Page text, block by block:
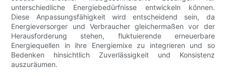
unterschiedliche Energiebedürfnisse entwickeln können.
Diese Anpassungsfähigkeit wird entscheidend sein, da
Energieversorger und Verbraucher gleichermaßen vor der
Herausforderung stehen, fluktuierende erneuerbare
Energiequellen in ihre Energiemixe zu integrieren und so
Bedenken hinsichtlich Zuverlässigkeit und Konsistenz
auszuräumen.